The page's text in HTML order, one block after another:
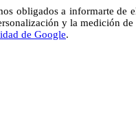
obligados a informarte de
y la medición
de Google.